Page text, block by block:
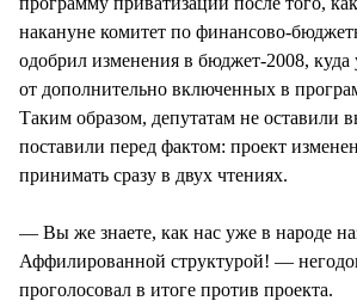
накануне комитет по финансово-
одобрил изменения в бюджет-2008,
от дополнительно включенных в
Таким образом, депутатам не оставили
поставили перед фактом: проект
принимать сразу в двух чтениях.
— Вы же знаете, как нас уже в народе
Аффилированной структурой! —
проголосовал в итоге против проекта.